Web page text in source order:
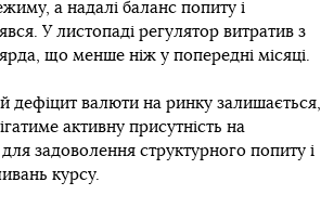
а надалі баланс попиту і
У листопаді регулятор витратив з
що менше ніж у попередні місяці.
дефіцит валюти на ринку залишається,
активну присутність на
задоволення структурного попиту і
курсу.